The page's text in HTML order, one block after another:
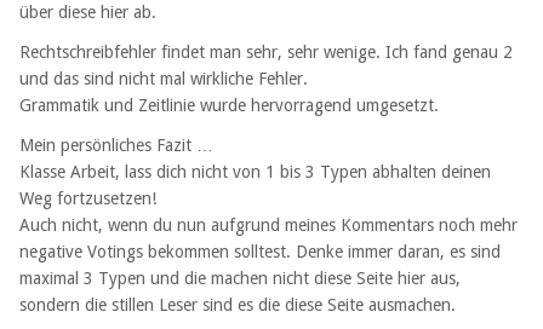
über diese hier ab.
Rechtschreibfehler findet man sehr, sehr wenige. Ich fand genau 2
und das sind nicht mal wirkliche Fehler.
Grammatik und Zeitlinie wurde hervorragend umgesetzt.
Mein persönliches Fazit …
Klasse Arbeit, lass dich nicht von 1 bis 3 Typen abhalten deinen
Weg fortzusetzen!
Auch nicht, wenn du nun aufgrund meines Kommentars noch mehr
negative Votings bekommen solltest. Denke immer daran, es sind
maximal 3 Typen und die machen nicht diese Seite hier aus,
sondern die stillen Leser sind es die diese Seite ausmachen.